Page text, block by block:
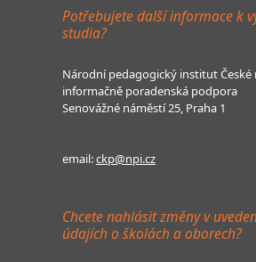
Potřebujete další informace k
studia?
Národní pedagogický institut České
informačně poradenská podpora
Senovážné náměstí 25, Praha 1
email:ckp@npi.cz
Chcete nahlásit změny v
údajích o školách a oborech?